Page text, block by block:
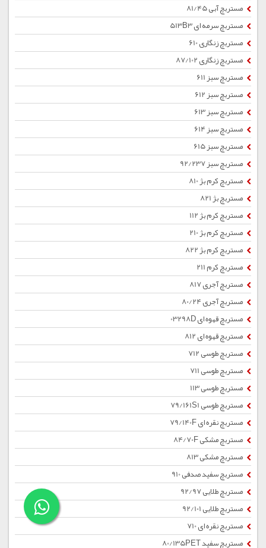
مستربچ آبی 81/45
مستربچ سرمه ای 513B3
مستربچ زنگاری 610
مستربچ زنگاری 87/102
مستربچ سبز 611
مستربچ سبز 612
مستربچ سبز 613
مستربچ سبز 614
مستربچ سبز 615
مستربچ سبز 92/237
مستربچ کرم بژ 810
مستربچ بژ 821
مستربچ کرم بژ 112
مستربچ کرم بژ 210
مستربچ کرم بژ 822
مستربچ کرم 211
مستربچ آجری 817
مستربچ آجری 80/24
مستربچ قهوه ای 03298D
مستربچ قهوه ای 812
مستربچ طوسی 712
مستربچ طوسی 711
مستربچ طوسی 113
مستربچ طوسی 79/161S1
مستربچ نقره ای 79/140F
مستربچ مشکی 84/70F
مستربچ مشکی 813
مستربچ سفید صدفی 910
مستربچ طلایی 92/97
مستربچ طلایی 92/101
مستربچ نقره ای 710
مستربچ سفید 80/135PET